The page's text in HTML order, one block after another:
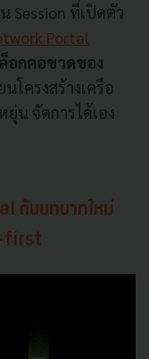
Session ที่เปิดตัว
Portal
อกคอขวดของ
โครงสร้างเครือ
น จัดการได้เอง
กับบทบาทใหม่
first